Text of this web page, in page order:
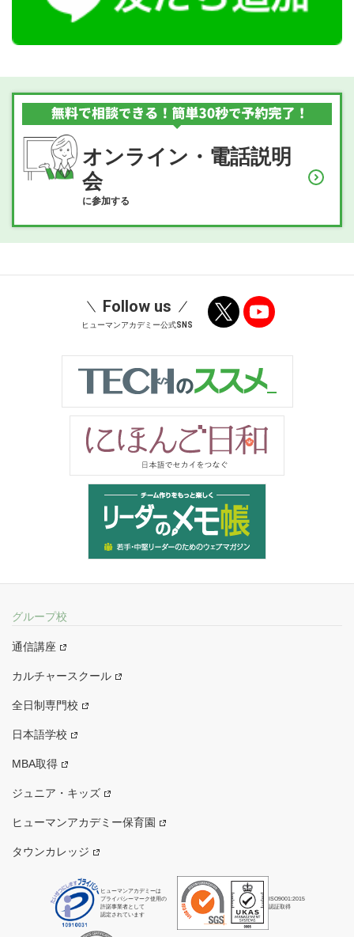
オンライン・電話説明
会
に参加する
Follow us
ヒューマンアカデミー公式SNS
グループ校
通信講座
カルチャースクール
全日制専門校
日本語学校
MBA取得
ジュニア・キッズ
ヒューマンアカデミー保育園
タウンカレッジ
ヒューマンアカデミーは
プライバシーマーク使用の
許諾事業者として
認定されています
ISO9001:2015
認証取得